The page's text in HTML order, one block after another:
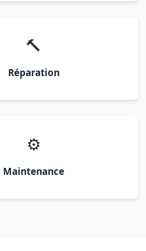
🔨
Réparation
⚙️
Maintenance